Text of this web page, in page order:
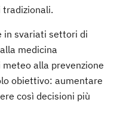
in svariati settori di
medicina
alla prevenzione
obiettivo: aumentare
così decisioni più